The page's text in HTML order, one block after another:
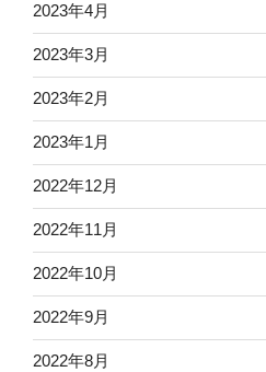
2023年4月
2023年3月
2023年2月
2023年1月
2022年12月
2022年11月
2022年10月
2022年9月
2022年8月